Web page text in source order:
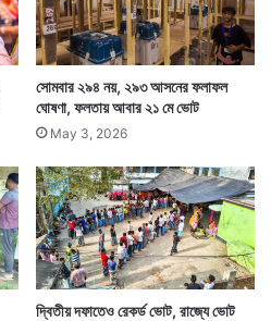
সোমবার ২৯৪ নয়, ২৯৩ আসনের ফলাফল
ঘোষণা, ফলতায় আবার ২১ মে ভোট
May 3, 2026
দ্বিতীয় দফাতেও রেকর্ড ভোট, রাজ্যে ভোট